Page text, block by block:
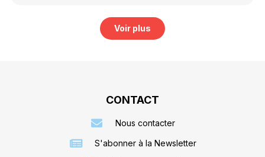
Voir plus
CONTACT
Nous contacter
S'abonner à la Newsletter